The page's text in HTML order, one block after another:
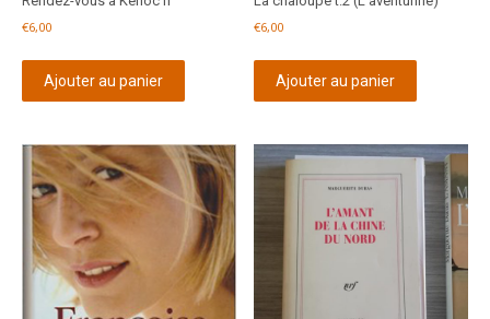
€6,00
Ajouter au panier
€6,00
Ajouter au panier